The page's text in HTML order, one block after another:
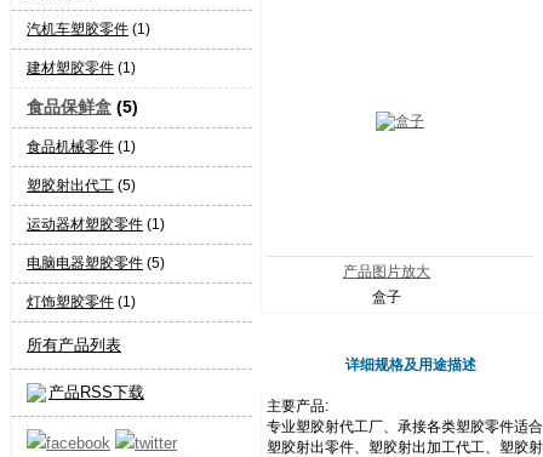
汽机车塑胶零件 (1)
建材塑胶零件 (1)
食品保鲜盒 (5)
食品机械零件 (1)
塑胶射出代工 (5)
运动器材塑胶零件 (1)
电脑电器塑胶零件 (5)
灯饰塑胶零件 (1)
所有产品列表
产品RSS下载
产品图片放大
盒子
详细规格及用途描述
主要产品:
专业塑胶射代工厂、承接各类塑胶零件适
塑胶射出零件、塑胶射出加工代工、塑胶